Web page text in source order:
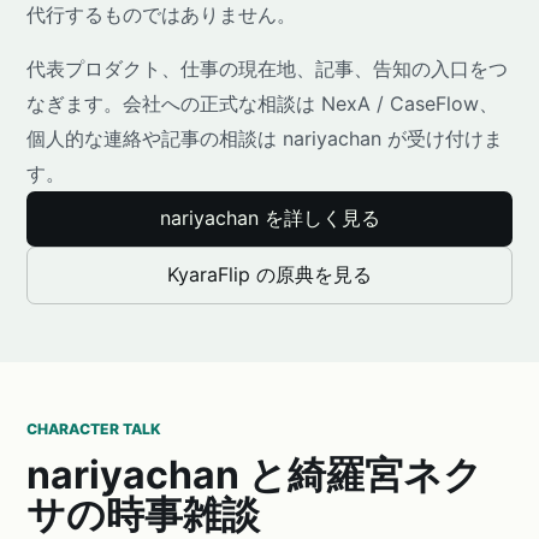
代行するものではありません。
代表プロダクト、仕事の現在地、記事、告知の入口をつ
なぎます。会社への正式な相談は NexA / CaseFlow、
個人的な連絡や記事の相談は nariyachan が受け付けま
す。
nariyachan を詳しく見る
KyaraFlip の原典を見る
CHARACTER TALK
nariyachan と綺羅宮ネク
サの時事雑談